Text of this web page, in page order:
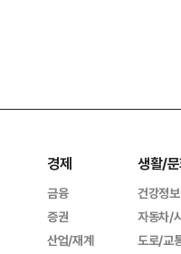
경제
금융
증권
산업/재계
생활/
건강정보
자동차/
도로/교